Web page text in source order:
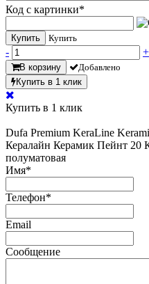
Код с картинки*
Купить Купить
- +
В корзину
Добавлено
Купить в 1 клик
Купить в 1 клик
Dufa Premium KeraLine
Кералайн Керамик Пейнт 20
полуматовая
Имя*
Телефон*
Email
Сообщение